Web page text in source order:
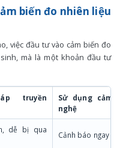
biến đo nhiên liệu
việc đầu tư vào cảm biến đo
mà là một khoản đầu tư
truyền
Sử dụng cảm
nghệ
dễ bị qua
Cảnh báo ngay